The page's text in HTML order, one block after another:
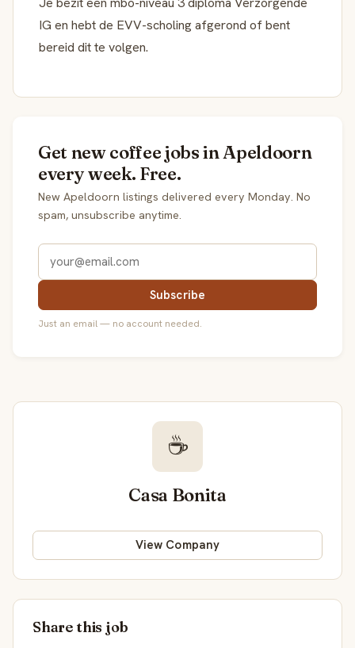
IG en hebt de EVV-scholing afgerond of bent
bereid dit te volgen.
Get new coffee jobs in Apeldoorn
every week. Free.
New Apeldoorn listings delivered every Monday. No
spam, unsubscribe anytime.
Subscribe
Just an email — no account needed.
☕
Casa Bonita
View Company
Share this job